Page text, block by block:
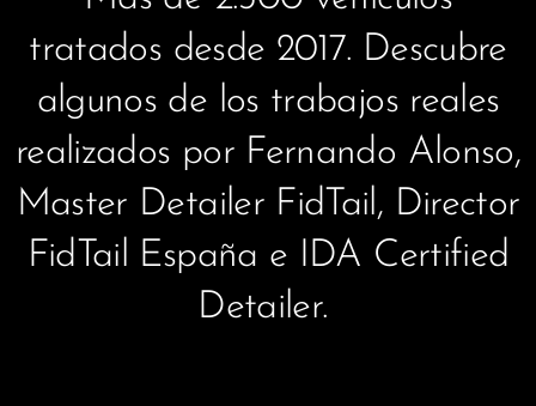
tratados desde 2017. Descubre
algunos de los trabajos reales
realizados por Fernando Alonso,
Master Detailer FidTail, Director
FidTail España e IDA Certified
Detailer.